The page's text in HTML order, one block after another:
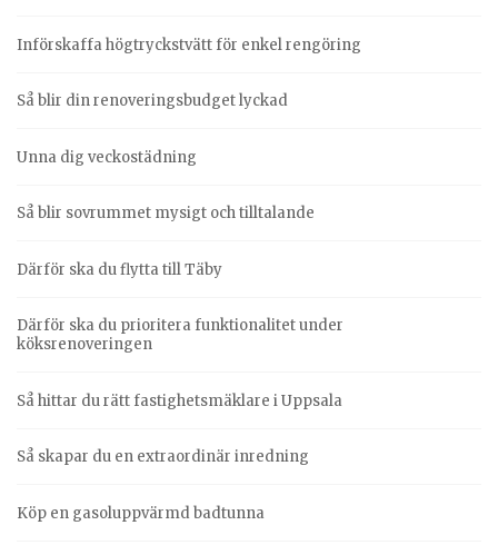
Införskaffa högtryckstvätt för enkel rengöring
Så blir din renoveringsbudget lyckad
Unna dig veckostädning
Så blir sovrummet mysigt och tilltalande
Därför ska du flytta till Täby
Därför ska du prioritera funktionalitet under
köksrenoveringen
Så hittar du rätt fastighetsmäklare i Uppsala
Så skapar du en extraordinär inredning
Köp en gasoluppvärmd badtunna